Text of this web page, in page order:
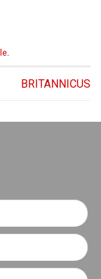
.
BRITANNICUS